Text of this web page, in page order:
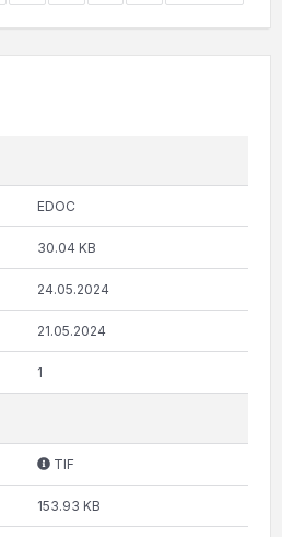
EDOC
30.04 KB
24.05.2024
21.05.2024
1
TIF
153.93 KB